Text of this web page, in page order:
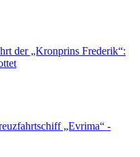
der „Kronprins Frederik“:
„Evrima“ -